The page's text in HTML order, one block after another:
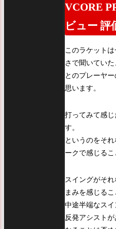
VCORE
ビュー 評
このラケット
さで聞いてい
とのプレーヤ
思います。
打ってみて感
す。
というのをそ
ークで感じるこ
スイングがそ
まみを感じる
中途半端なス
反発アシスト